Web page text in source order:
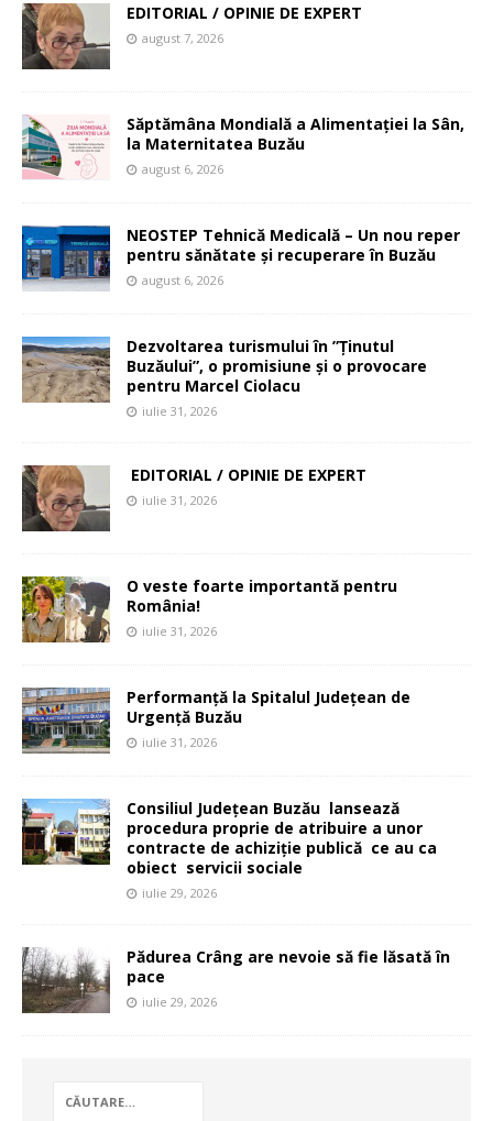
EDITORIAL / OPINIE DE EXPERT
august 7, 2026
Săptămâna Mondială a Alimentației la Sân,
la Maternitatea Buzău
august 6, 2026
NEOSTEP Tehnică Medicală – Un nou reper
pentru sănătate și recuperare în Buzău
august 6, 2026
Dezvoltarea turismului în ”Ținutul
Buzăului”, o promisiune și o provocare
pentru Marcel Ciolacu
iulie 31, 2026
EDITORIAL / OPINIE DE EXPERT
iulie 31, 2026
O veste foarte importantă pentru
România!
iulie 31, 2026
Performanță la Spitalul Județean de
Urgență Buzău
iulie 31, 2026
Consiliul Județean Buzău lansează
procedura proprie de atribuire a unor
contracte de achiziție publică ce au ca
obiect servicii sociale
iulie 29, 2026
Pădurea Crâng are nevoie să fie lăsată în
pace
iulie 29, 2026